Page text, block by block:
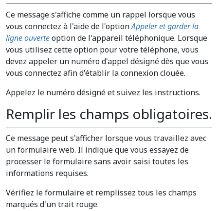
Ce message s'affiche comme un rappel lorsque vous
vous connectez à l'aide de l'optionAppeler et garder la
ligne ouverteoption de l'appareil téléphonique. Lorsque
vous utilisez cette option pour votre téléphone, vous
devez appeler un numéro d'appel désigné dès que vous
vous connectez afin d'établir la connexion clouée.
Appelez le numéro désigné et suivez les instructions.
Remplir les champs obligatoires.
Ce message peut s'afficher lorsque vous travaillez avec
un formulaire web. Il indique que vous essayez de
processer le formulaire sans avoir saisi toutes les
informations requises.
Vérifiez le formulaire et remplissez tous les champs
marqués d'un trait rouge.